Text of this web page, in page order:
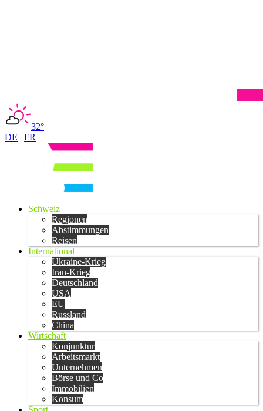
32°
DE | FR
Schweiz
Regionen
Abstimmungen
Reisen
International
Ukraine-Krieg
Iran-Krieg
Deutschland
USA
EU
Russland
China
Wirtschaft
Konjunktur
Arbeitsmarkt
Unternehmen
Börse und Co
Immobilien
Konsum